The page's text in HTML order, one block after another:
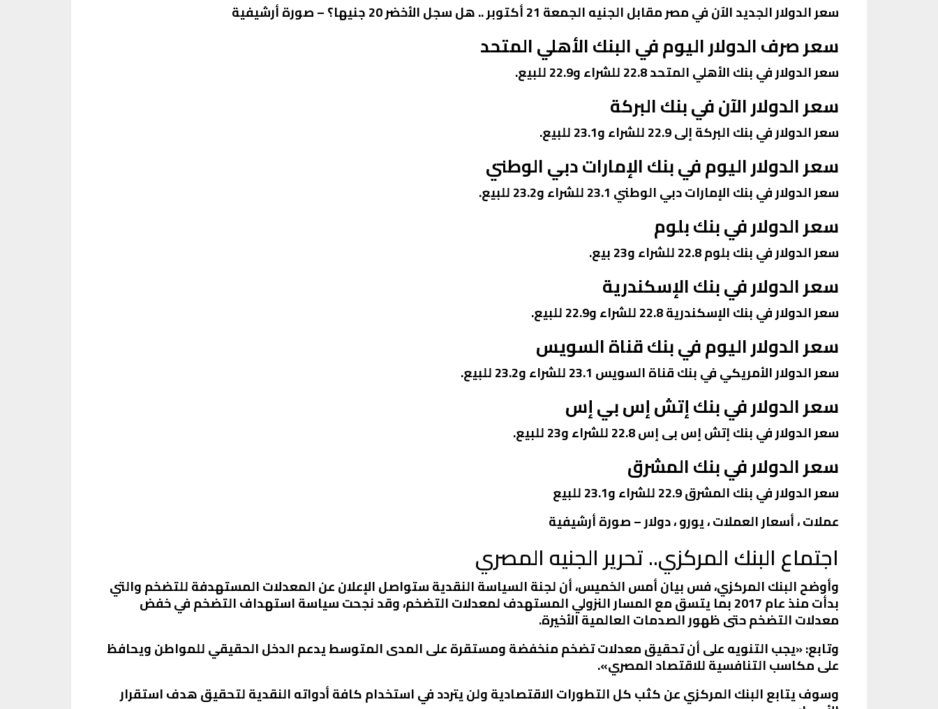
سعر الدولار الجديد الآن في مصر مقابل الجنيه الجمعة 21 أكتوبر .. هل سجل الأخضر 20 جنيها؟ – صورة أرشيفية
سعر صرف الدولار اليوم في البنك الأهلي المتحد
سعر الدولار في بنك الأهلي المتحد 22.8 للشراء و22.9 للبيع.
سعر الدولار الآن في بنك البركة
سعر الدولار في بنك البركة إلى 22.9 للشراء و23.1 للبيع.
سعر الدولار اليوم في بنك الإمارات دبي الوطني
سعر الدولار في بنك الإمارات دبي الوطني 23.1 للشراء و23.2 للبيع.
سعر الدولار في بنك بلوم
سعر الدولار في بنك بلوم 22.8 للشراء و23 بيع.
سعر الدولار في بنك الإسكندرية
سعر الدولار في بنك الإسكندرية 22.8 للشراء و22.9 للبيع.
سعر الدولار اليوم في بنك قناة السويس
سعر الدولار الأمريكي في بنك قناة السويس 23.1 للشراء و23.2 للبيع.
سعر الدولار في بنك إتش إس بي إس
سعر الدولار في بنك إتش إس بى إس 22.8 للشراء و23 للبيع.
سعر الدولار في بنك المشرق
سعر الدولار في بنك المشرق 22.9 للشراء و23.1 للبيع
عملات ، أسعار العملات ، يورو ، دولار – صورة أرشيفية
اجتماع البنك المركزي.. تحرير الجنيه المصري
وأوضح البنك المركزي، فس بيان أمس الخميس، أن لجنة السياسة النقدية ستواصل الإعلان عن المعدلات المستهدفة للتضخم والتي
بدأت منذ عام 2017 بما يتسق مع المسار النزولي المستهدف لمعدلات التضخم، وقد نجحت سياسة استهداف التضخم في خفض
معدلات التضخم حتى ظهور الصدمات العالمية الأخيرة.
وتابع: «يجب التنويه على أن تحقيق معدلات تضخم منخفضة ومستقرة على المدى المتوسط يدعم الدخل الحقيقي للمواطن ويحافظ
على مكاسب التنافسية للاقتصاد المصري».
وسوف يتابع البنك المركزي عن كثب كل التطورات الاقتصادية ولن يتردد في استخدام كافة أدواته النقدية لتحقيق هدف استقرار